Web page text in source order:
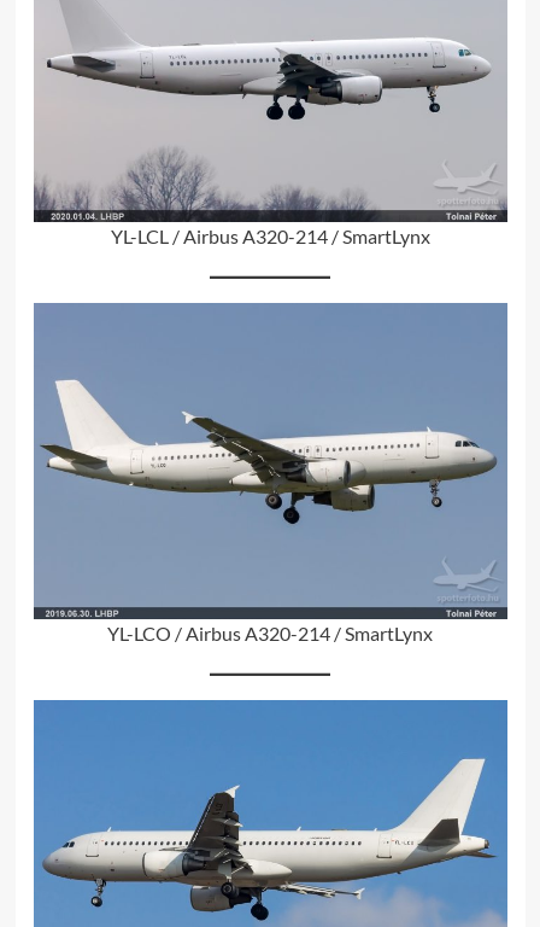
YL-LCL / Airbus A320-214 / SmartLynx
YL-LCO / Airbus A320-214 / SmartLynx